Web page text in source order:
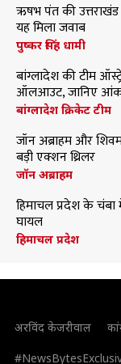
ऋषभ पंत की
यह मिला जवाब
पुष्कर सिंह धामी
बांग्लादेश की टीम
ऑलआउट, जानिए
बांग्लादेश क्रिकेट टीम
जॉन अब्राहम और
बड़ी एक्शन थ्रिलर
जॉन अब्राहम
हिमाचल प्रदेश के चंबा
घायल
हिमाचल प्रदेश
अरविंद केजरीवाल